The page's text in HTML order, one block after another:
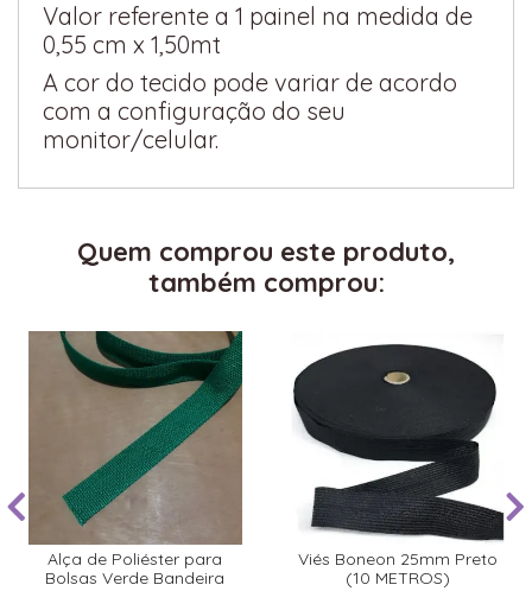
Valor referente a 1 painel na medida de
0,55 cm x 1,50mt
A cor do tecido pode variar de acordo
com a configuração do seu
monitor/celular.
Quem comprou este produto,
também comprou:
Alça de Poliéster para
Bolsas Verde Bandeira
Viés Boneon 25mm Preto
(10 METROS)